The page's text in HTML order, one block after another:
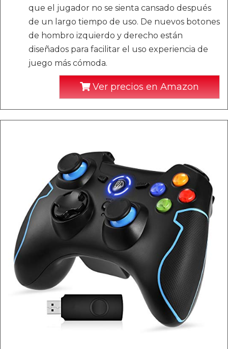
que el jugador no se sienta cansado después
de un largo tiempo de uso. De nuevos botones
de hombro izquierdo y derecho están
diseñados para facilitar el uso experiencia de
juego más cómoda.
Ver precios en Amazon